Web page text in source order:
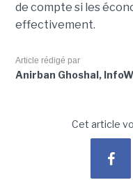
de compte si les
effectivement.
Article rédigé par
Anirban Ghoshal,
Cet article